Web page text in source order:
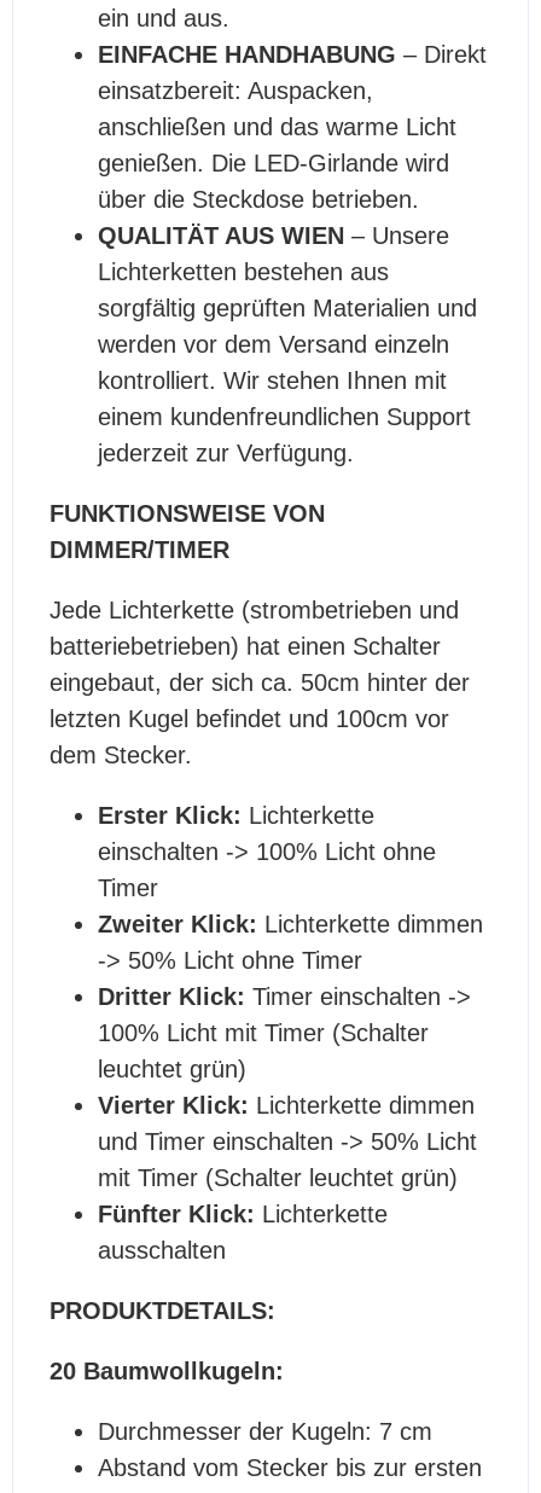
ein und aus.
EINFACHE HANDHABUNG – Direkt
einsatzbereit: Auspacken,
anschließen und das warme Licht
genießen. Die LED-Girlande wird
über die Steckdose betrieben.
QUALITÄT AUS WIEN – Unsere
Lichterketten bestehen aus
sorgfältig geprüften Materialien und
werden vor dem Versand einzeln
kontrolliert. Wir stehen Ihnen mit
einem kundenfreundlichen Support
jederzeit zur Verfügung.
FUNKTIONSWEISE VON
DIMMER/TIMER
Jede Lichterkette (strombetrieben und
batteriebetrieben) hat einen Schalter
eingebaut, der sich ca. 50cm hinter der
letzten Kugel befindet und 100cm vor
dem Stecker.
Erster Klick: Lichterkette
einschalten -> 100% Licht ohne
Timer
Zweiter Klick: Lichterkette dimmen
-> 50% Licht ohne Timer
Dritter Klick: Timer einschalten ->
100% Licht mit Timer (Schalter
leuchtet grün)
Vierter Klick: Lichterkette dimmen
und Timer einschalten -> 50% Licht
mit Timer (Schalter leuchtet grün)
Fünfter Klick: Lichterkette
ausschalten
PRODUKTDETAILS:
20 Baumwollkugeln:
Durchmesser der Kugeln: 7 cm
Abstand vom Stecker bis zur ersten